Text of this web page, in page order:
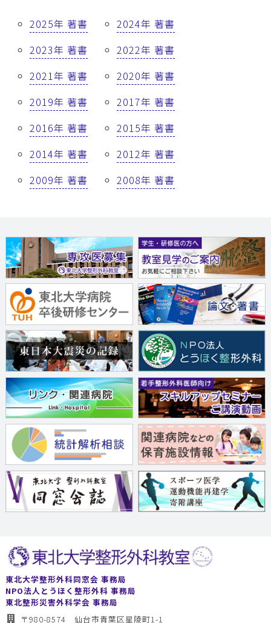
2025年 著書
2024年 著書
2023年 著書
2022年 著書
2021年 著書
2020年 著書
2019年 著書
2017年 著書
2016年 著書
2015年 著書
2014年 著書
2012年 著書
2009年 著書
2008年 著書
東北大学整形外科同窓会 事務局
NPO法人とうほく整形外科 事務局
東北整形災害外科学会 事務局
〒980-8574 仙台市青葉区星陵町1-1